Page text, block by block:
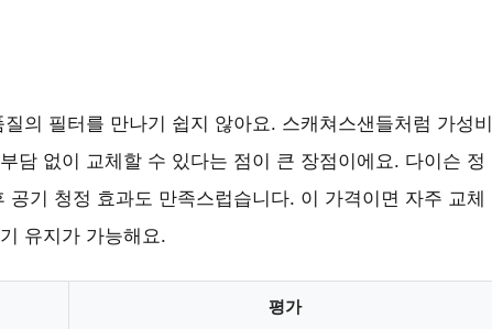
의 필터를 만나기 쉽지 않아요. 스캐쳐스샌들처럼 가성비
담 없이 교체할 수 있다는 점이 큰 장점이에요. 다이슨 정
기 청정 효과도 만족스럽습니다. 이 가격이면 자주 교체
유지가 가능해요.
평가